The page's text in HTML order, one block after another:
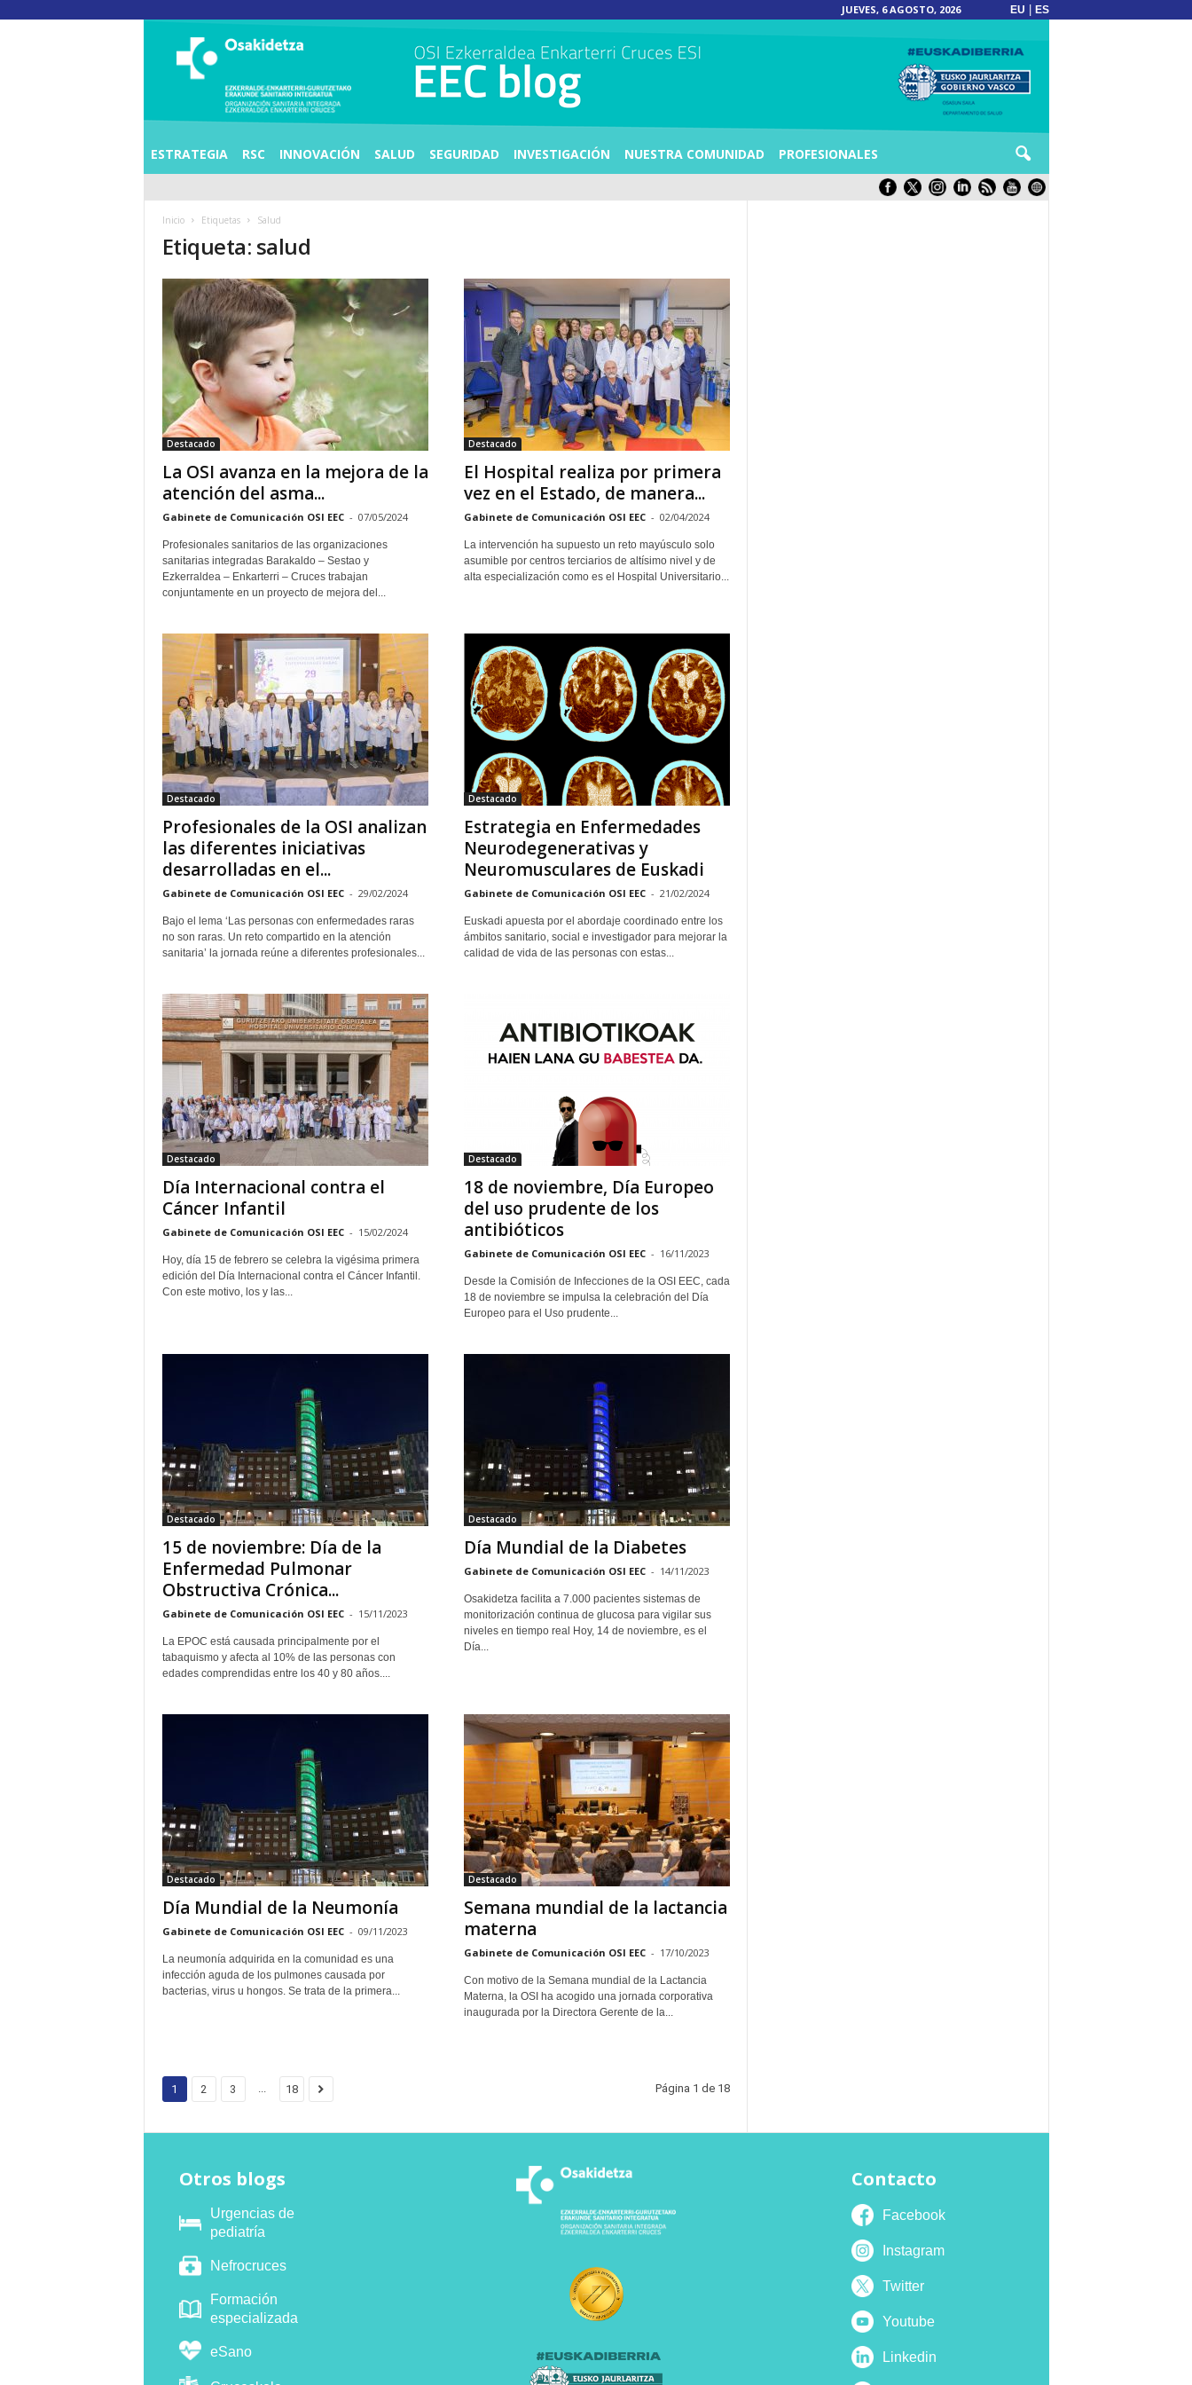
JUEVES, 6 AGOSTO, 2026 EU ES
A
ESTRATEGIA RSC INNOVACIÓN SALUD SEGURIDAD INVESTIGACIÓN NUESTRA COMUNIDAD PROFESIONALES
Inicio Etiquetas Salud
Etiqueta: salud
Destacado
La OSI avanza en la mejora de la
atención del asma...
Gabinete de Comunicación OSI EEC - 07/05/2024
Profesionales sanitarios de las organizaciones
sanitarias integradas Barakaldo – Sestao y
Ezkerraldea – Enkarterri – Cruces trabajan
conjuntamente en un proyecto de mejora del...
Destacado
El Hospital realiza por primera
vez en el Estado, de manera...
Gabinete de Comunicación OSI EEC - 02/04/2024
La intervención ha supuesto un reto mayúsculo solo
asumible por centros terciarios de altísimo nivel y de
alta especialización como es el Hospital Universitario...
Destacado
Profesionales de la OSI analizan
las diferentes iniciativas
desarrolladas en el...
Gabinete de Comunicación OSI EEC - 29/02/2024
Bajo el lema ‘Las personas con enfermedades raras
no son raras. Un reto compartido en la atención
sanitaria’ la jornada reúne a diferentes profesionales...
Destacado
Estrategia en Enfermedades
Neurodegenerativas y
Neuromusculares de Euskadi
Gabinete de Comunicación OSI EEC - 21/02/2024
Euskadi apuesta por el abordaje coordinado entre los
ámbitos sanitario, social e investigador para mejorar la
calidad de vida de las personas con estas...
Destacado
Día Internacional contra el
Cáncer Infantil
Gabinete de Comunicación OSI EEC - 15/02/2024
Hoy, día 15 de febrero se celebra la vigésima primera
edición del Día Internacional contra el Cáncer Infantil.
Con este motivo, los y las...
Destacado
18 de noviembre, Día Europeo
del uso prudente de los
antibióticos
Gabinete de Comunicación OSI EEC - 16/11/2023
Desde la Comisión de Infecciones de la OSI EEC, cada
18 de noviembre se impulsa la celebración del Día
Europeo para el Uso prudente...
Destacado
15 de noviembre: Día de la
Enfermedad Pulmonar
Obstructiva Crónica...
Gabinete de Comunicación OSI EEC - 15/11/2023
La EPOC está causada principalmente por el
tabaquismo y afecta al 10% de las personas con
edades comprendidas entre los 40 y 80 años....
Destacado
Día Mundial de la Diabetes
Gabinete de Comunicación OSI EEC - 14/11/2023
Osakidetza facilita a 7.000 pacientes sistemas de
monitorización continua de glucosa para vigilar sus
niveles en tiempo real Hoy, 14 de noviembre, es el
Día...
Destacado
Día Mundial de la Neumonía
Gabinete de Comunicación OSI EEC - 09/11/2023
La neumonía adquirida en la comunidad es una
infección aguda de los pulmones causada por
bacterias, virus u hongos. Se trata de la primera...
Destacado
Semana mundial de la lactancia
materna
Gabinete de Comunicación OSI EEC - 17/10/2023
Con motivo de la Semana mundial de la Lactancia
Materna, la OSI ha acogido una jornada corporativa
inaugurada por la Directora Gerente de la...
1 2 3 ... 18 Página 1 de 18
Otros blogs
Urgencias de
pediatría
Nefrocruces
Formación
especializada
eSano
Contacto
Facebook
Instagram
Twitter
Youtube
Linkedin